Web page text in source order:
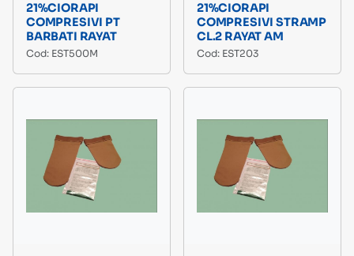
21%CIORAPI
COMPRESIVI PT
BARBATI RAYAT
Cod: EST500M
21%CIORAPI
COMPRESIVI STRAMP
CL.2 RAYAT AM
Cod: EST203